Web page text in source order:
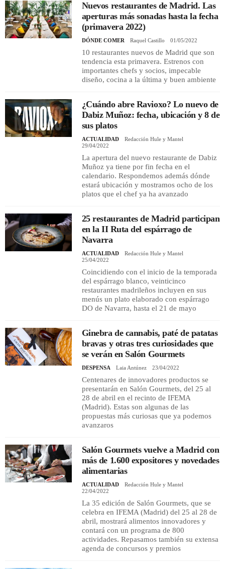
Nuevos restaurantes de Madrid. Las
aperturas más sonadas hasta la fecha
(primavera 2022)
DÓNDE COMER Raquel Castillo 01/05/2022
10 restaurantes nuevos de Madrid que son
tendencia esta primavera. Estrenos con
importantes chefs y socios, impecable
diseño, cocina a la última y buen ambiente
¿Cuándo abre Ravioxo? Lo nuevo de
Dabiz Muñoz: fecha, ubicación y 8 de
sus platos
ACTUALIDAD
Redacción Hule y Mantel
29/04/2022
La apertura del nuevo restaurante de Dabiz
Muñoz ya tiene por fin fecha en el
calendario. Respondemos además dónde
estará ubicación y mostramos ocho de los
platos que el chef ya ha avanzado
25 restaurantes de Madrid participan
en la II Ruta del espárrago de
Navarra
ACTUALIDAD
Redacción Hule y Mantel
25/04/2022
Coincidiendo con el inicio de la temporada
del espárrago blanco, veinticinco
restaurantes madrileños incluyen en sus
menús un plato elaborado con espárrago
DO de Navarra, hasta el 21 de mayo
Ginebra de cannabis, paté de patatas
bravas y otras tres curiosidades que
se verán en Salón Gourmets
DESPENSA Laia Antúnez 23/04/2022
Centenares de innovadores productos se
presentarán en Salón Gourmets, del 25 al
28 de abril en el recinto de IFEMA
(Madrid). Estas son algunas de las
propuestas más curiosas que ya podemos
avanzaros
Salón Gourmets vuelve a Madrid con
más de 1.600 expositores y novedades
alimentarias
ACTUALIDAD
Redacción Hule y Mantel
22/04/2022
La 35 edición de Salón Gourmets, que se
celebra en IFEMA (Madrid) del 25 al 28 de
abril, mostrará alimentos innovadores y
contará con un programa de 800
actividades. Repasamos también su extensa
agenda de concursos y premios